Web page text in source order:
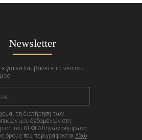
Newsletter
για να λαμβάνετε τα νέα του
τη διατήρηση των
μου δεδομένων στη
του ΚΕΦΙ Αθηνών σύμφωνα
όρους που περιγράφονται εδώ.